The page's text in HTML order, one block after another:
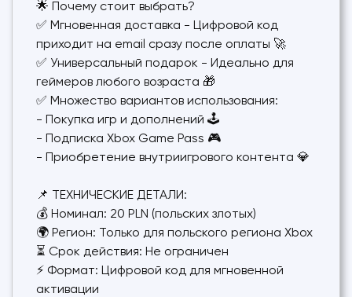
🌟 Почему стоит выбрать?
✅ Мгновенная доставка - Цифровой код
приходит на email сразу после оплаты 🚀
✅ Универсальный подарок - Идеально для
геймеров любого возраста 🎁
✅ Множество вариантов использования:
- Покупка игр и дополнений 🕹️
- Подписка Xbox Game Pass 🎮
- Приобретение внутриигрового контента 💎
📌 ТЕХНИЧЕСКИЕ ДЕТАЛИ:
💰 Номинал: 20 PLN (польских злотых)
🌍 Регион: Только для польского региона Xbox
⏳ Срок действия: Не ограничен
⚡ Формат: Цифровой код для мгновенной
активации